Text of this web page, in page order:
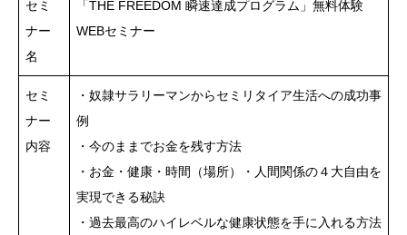
セミ
ナー
名
「THE FREEDOM 瞬速達成プログラム」無料体験
WEBセミナー
セミ
ナー
内容
・奴隷サラリーマンからセミリタイア生活への成功事
例
・今のままでお金を残す方法
・お金・健康・時間（場所）・人間関係の４大自由を
実現できる秘訣
・過去最高のハイレベルな健康状態を手に入れる方法